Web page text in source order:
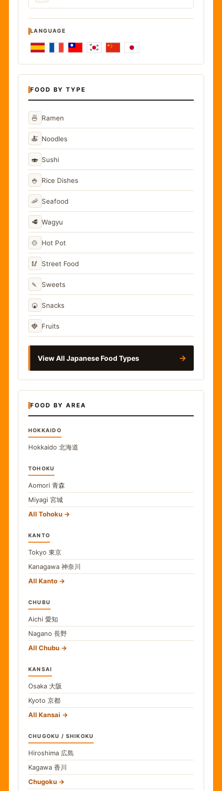
LANGUAGE
FOOD BY TYPE
🍜 Ramen
🍝 Noodles
🍣 Sushi
🍚 Rice Dishes
🦐 Seafood
🥩 Wagyu
🍲 Hot Pot
🥢 Street Food
🍡 Sweets
🍘 Snacks
🍓 Fruits
View All Japanese Food Types →
FOOD BY AREA
HOKKAIDO
Hokkaido 北海道
TOHOKU
Aomori 青森
Miyagi 宮城
All Tohoku
KANTO
Tokyo 東京
Kanagawa 神奈川
All Kanto
CHUBU
Aichi 愛知
Nagano 長野
All Chubu
KANSAI
Osaka 大阪
Kyoto 京都
All Kansai
CHUGOKU / SHIKOKU
Hiroshima 広島
Kagawa 香川
Chugoku